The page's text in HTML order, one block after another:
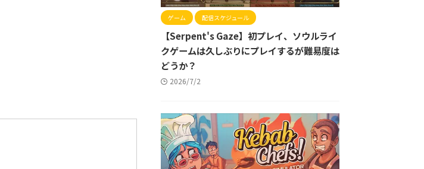
ゲーム 配信スケジュール
【Serpent's Gaze】初プレイ、ソウルライ
クゲームは久しぶりにプレイするが難易度は
どうか？
2026/7/2